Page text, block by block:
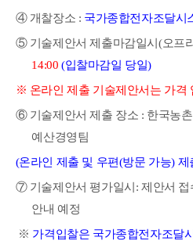
④ 개찰장소 : 국가종합전자조달시
⑤ 기술제안서 제출마감일시(오프
14:00 (입찰마감일 당일)
※ 온라인 제출 기술제안서는 가격
⑥ 기술제안서 제출 장소 : 한국농
예산경영팀
(온라인 제출 및 우편(방문 가능) 제
⑦ 기술제안서 평가일시 :제안서 접
안내 예정
※ 가격입찰은 국가종합전자조달